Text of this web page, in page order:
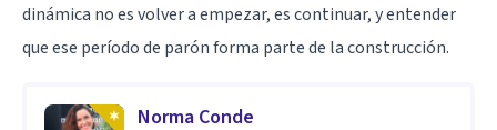
dinámica no es volver a empezar, es continuar, y entender
que ese período de parón forma parte de la construcción.
Norma Conde